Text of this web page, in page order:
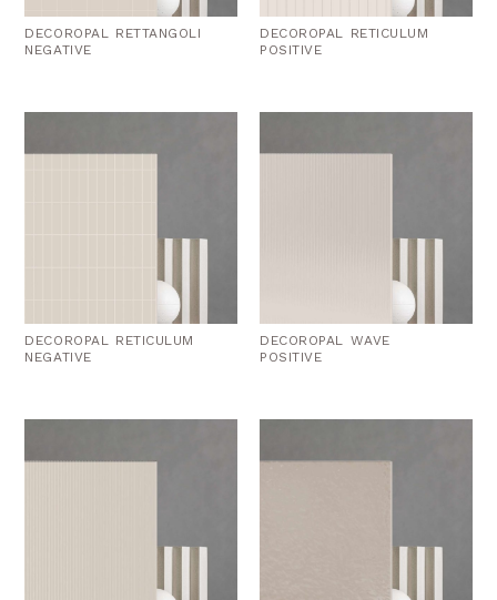
DECOROPAL RETTANGOLI
NEGATIVE
DECOROPAL RETICULUM
POSITIVE
DECOROPAL RETICULUM
NEGATIVE
DECOROPAL WAVE
POSITIVE